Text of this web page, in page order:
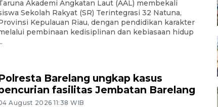
Akademi Angkatan Laut (AAL) membekali
Sekolah Rakyat (SR) Terintegrasi 32 Natuna,
Kepulauan Riau, dengan pendidikan karakter
pembinaan kedisiplinan dan kebiasaan hidup
Barelang ungkap kasus
fasilitas Jembatan Barelang
August 2026 11:38 WIB